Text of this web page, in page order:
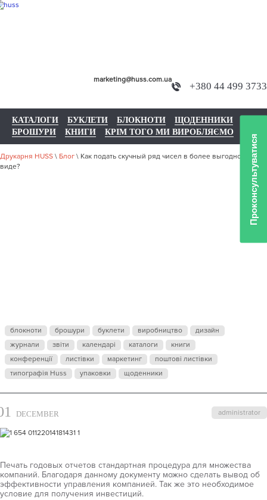
+380 44 499 3733
marketing@huss.com.ua
КАТАЛОГИ БУКЛЕТИ БЛОКНОТИ
ЩОДЕННИКИ
БРОШУРИ
КНИГИ КРІМ ТОГО МИ ВИРОБЛЯЄМО
Друкарня HUSS \ Блог \ Как подать скучный ряд чисел в более выгодном
виде?
КАК ПОДАТЬ
РЯД ЧИСЕЛ В
БОЛЕЕ
ВЫГОДНОМ
ВИДЕ?
блокноти брошури буклети виробництво
дизайн
журнали
звіти календарі каталоги
книги
конференції
листівки маркетинг
поштові листівки
типографія Huss
упаковки щоденники
administrator
DECEMBER
Печать годовых отчетов стандартная процедура для множества
компаний. Благодаря данному документу можно сделать вывод об
эффективности управления компанией. Так же это необходимое
условие для получения инвестиций.
Проконсультуватися